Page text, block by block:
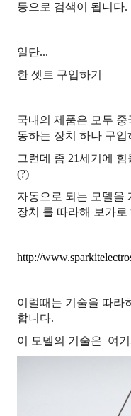
등으로 검색이 됩니다.
일단...
한 셋트 구입하기
국내의 제품은 모두
동하는 장치 하나 구입
그런데 좀 21세기에
(?)
자동으로 되는 모델을
장치 를 따라해 보가로
http://
이럴때는 기술을 따라
합니다.
이 모델의 기술은 여